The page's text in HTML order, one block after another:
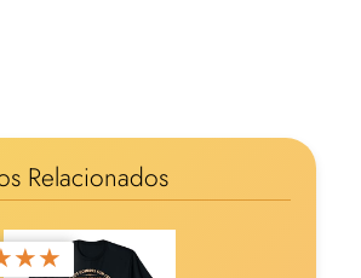
Relacionados
★★